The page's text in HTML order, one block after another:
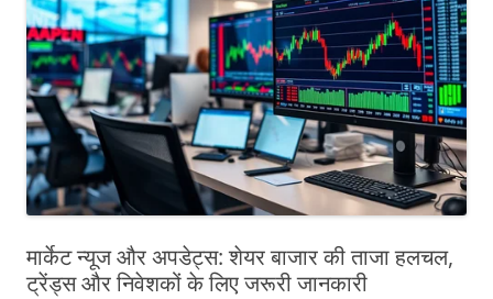
मार्केट न्यूज और अपडेट्स: शेयर बाजार की ताजा हलचल,
ट्रेंड्स और निवेशकों के लिए जरूरी जानकारी